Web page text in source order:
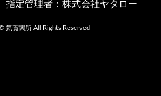
定管理者：株式会社ヤタロー
気賀関所 All Rights Reserved